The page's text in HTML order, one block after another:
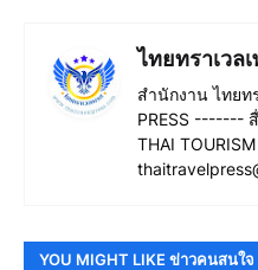
ไทยทราเวล
สำนักงาน ไทยท
PRESS -------
THAI
YOU MIGHT LIKE ข่าวคนสนใจ